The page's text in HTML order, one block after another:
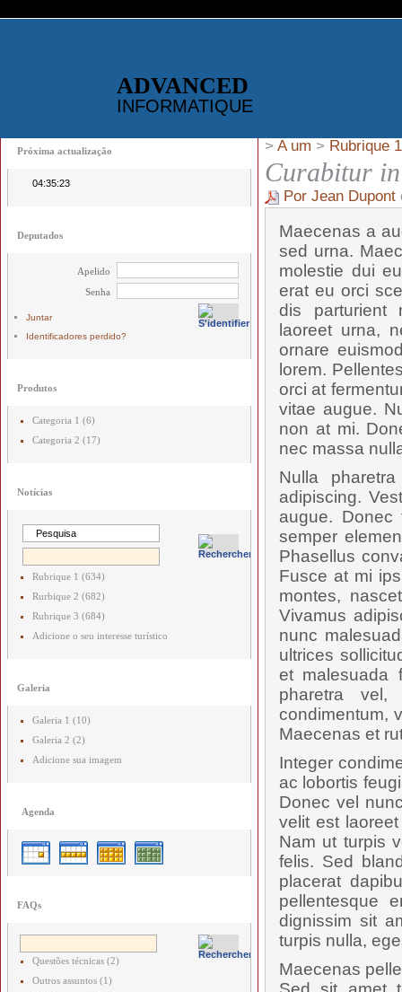
ADVANCED
INFORMATIQUE
Próxima actualização
04:35:23
Deputados
Apelido
Senha
Juntar
Identificadores perdido?
Produtos
Categoria 1 (6)
Categoria 2 (17)
Notícias
Rubrique 1 (634)
Rurbique 2 (682)
Rubrique 3 (684)
Adicione o seu interesse turístico
Galeria
Galeria 1 (10)
Galeria 2 (2)
Adicione sua imagem
Agenda
FAQs
Questões técnicas (2)
Outros assuntos (1)
> A um > Rubrique 1
Curabitur
Por Jean Dupont
Maecenas a
sed urna.
molestie dui
erat eu orci
dis parturient
laoreet urna,
ornare
lorem.
orci at
vitae augue.
non at mi.
nec massa
Nulla
adipiscing.
augue. Donec
semper
Phasellus
Fusce at mi
montes,
Vivamus
nunc
ultrices
et malesuada
pharetra
condimentum,
Maecenas et
Integer
ac lobortis
Donec vel
velit est
Nam ut turpis
felis. Sed
placerat
pellentesque
dignissim sit
turpis nulla,
Maecenas